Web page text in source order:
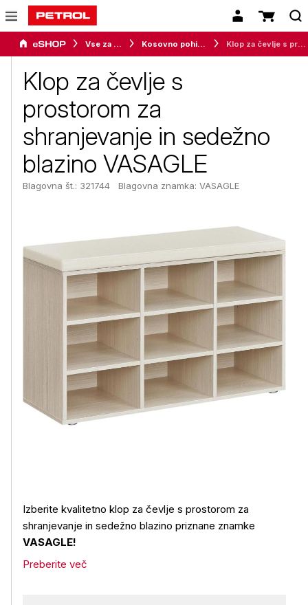
Vse za dom Kosovno pohištvo
Klop za čevlje s
prostorom za
shranjevanje in sedežno
blazino VASAGLE
Blagovna št.: 321744 Blagovna znamka: VASAGLE
Izberite kvalitetno klop za čevlje s prostorom za
shranjevanje in sedežno blazino priznane znamke
VASAGLE!
Preberite več